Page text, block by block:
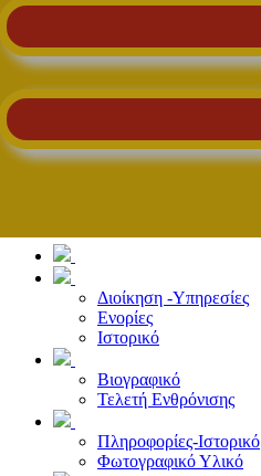
Διοίκηση -Υπηρεσίες
Ενορίες
Ιστορικό
Βιογραφικό
Τελετή Ενθρόνισης
Πληροφορίες-Ιστορικό
Φωτογραφικό Υλικό